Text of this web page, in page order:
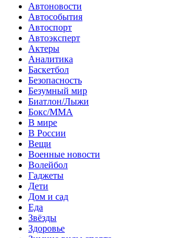
Автоновости
Автособытия
Автоспорт
Автоэксперт
Актеры
Аналитика
Баскетбол
Безопасность
Безумный мир
Биатлон/Лыжи
Бокс/MMA
В мире
В России
Вещи
Военные новости
Волейбол
Гаджеты
Дети
Дом и сад
Еда
Звёзды
Здоровье